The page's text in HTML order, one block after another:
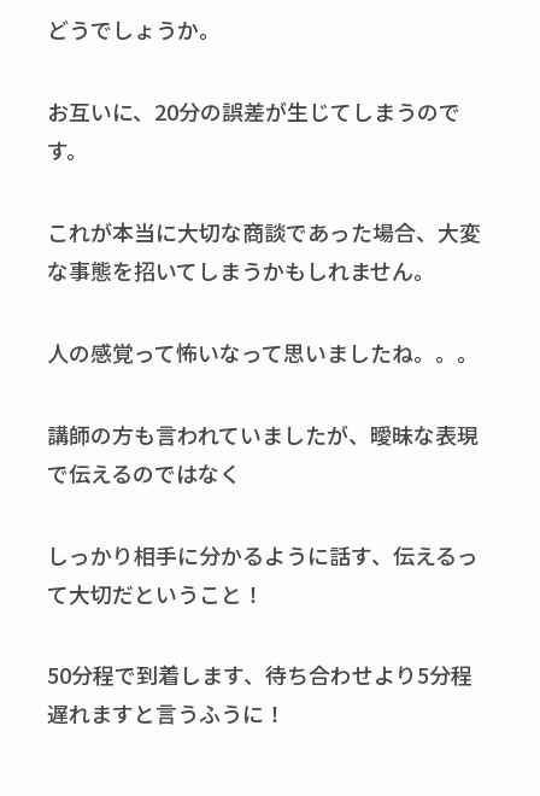
どうでしょうか。
お互いに、20分の誤差が生じてしまうので
す。
これが本当に大切な商談であった場合、大変
な事態を招いてしまうかもしれません。
人の感覚って怖いなって思いましたね。。。
講師の方も言われていましたが、曖昧な表現
で伝えるのではなく
しっかり相手に分かるように話す、伝えるっ
て大切だということ！
50分程で到着します、待ち合わせより5分程
遅れますと言うふうに！